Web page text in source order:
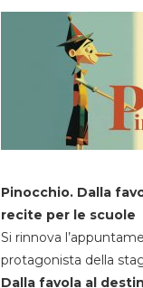
Pinocchio. Dalla
recite per le scuole
Si rinnova
protagonista della
Dalla favola al